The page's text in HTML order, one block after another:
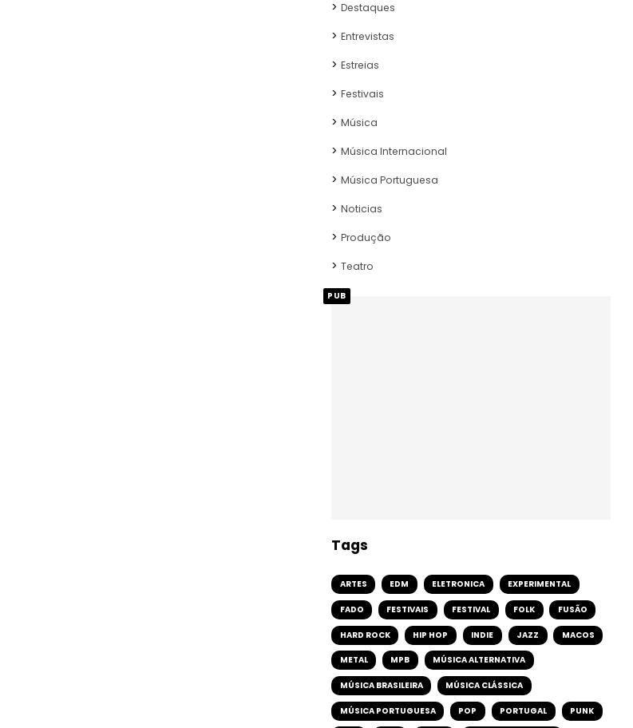
Destaques
Entrevistas
Estreias
Festivais
Música
Música Internacional
Música Portuguesa
Noticias
Produção
Teatro
PUB
Tags
ARTES EDM ELETRONICA EXPERIMENTAL
FADO FESTIVAIS FESTIVAL FOLK FUSÃO
HARD ROCK HIP HOP INDIE JAZZ MACOS
METAL MPB MÚSICA ALTERNATIVA
MÚSICA BRASILEIRA MÚSICA CLÁSSICA
MÚSICA PORTUGUESA POP PORTUGAL PUNK